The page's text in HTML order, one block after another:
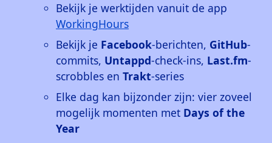
Bekijk je werktijden vanuit de app
WorkingHours
Bekijk je Facebook-berichten, GitHub-
commits, Untappd-check-ins, Last.fm-
scrobbles en Trakt-series
Elke dag kan bijzonder zijn: vier zoveel
mogelijk momenten met Days of the
Year